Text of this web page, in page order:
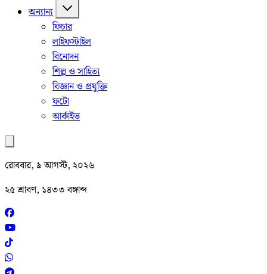
অন্যান্য
ফিচার
লাইফস্টাইল
বিনোদন
শিল্প ও সাহিত্য
বিজ্ঞান ও প্রযুক্তি
ফটো
আর্কাইভ
রোববার, ৯ আগস্ট, ২০২৬
২৫ শ্রাবণ, ১৪৩৩ বঙ্গাব্দ